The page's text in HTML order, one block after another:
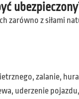
z siłami
zalanie,
uderzenie